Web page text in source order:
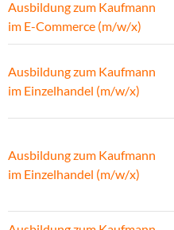
Ausbildung zum Kaufmann
im E-Commerce (m/w/x)
Ausbildung zum Kaufmann
im Einzelhandel (m/w/x)
Ausbildung zum Kaufmann
im Einzelhandel (m/w/x)